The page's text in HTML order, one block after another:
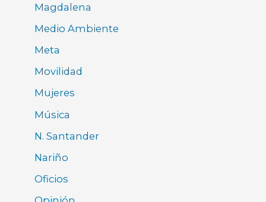
Magdalena
Medio Ambiente
Meta
Movilidad
Mujeres
Música
N. Santander
Nariño
Oficios